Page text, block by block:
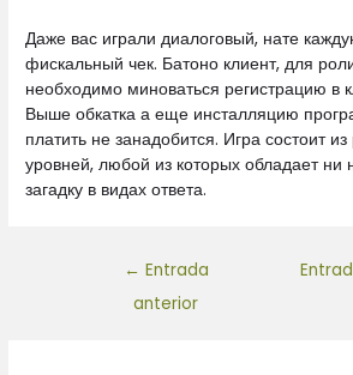
Даже вас играли диалоговый, нате
фискальный чек. Батоно клиент, для
необходимо миноваться регистрацию в
Выше обкатка а еще инсталляцию
платить не занадобится. Игра состоит
уровней, любой из которых обладает ни
загадку в видах ответа.
← Entrada
anterior